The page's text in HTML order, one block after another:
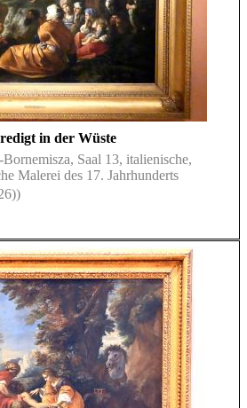
in der Wüste
Saal 13, italienische,
Malerei des 17. Jahrhunderts